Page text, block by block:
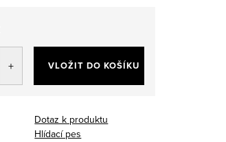
VLOŽIT DO KOŠÍKU
Dotaz k produktu
Hlídací pes